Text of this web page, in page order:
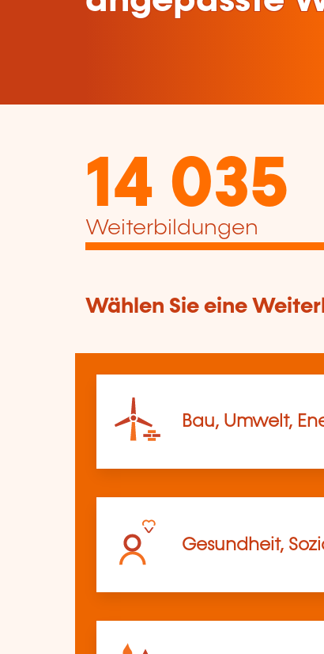
14 035
Weiterbildungen
Wählen Sie eine
Bau, Umwelt,
Gesundheit,